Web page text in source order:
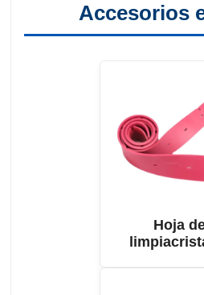
Accesorios
Hoja